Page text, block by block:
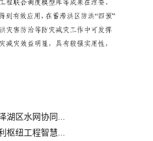
湖区水网协同...
枢纽工程智慧...